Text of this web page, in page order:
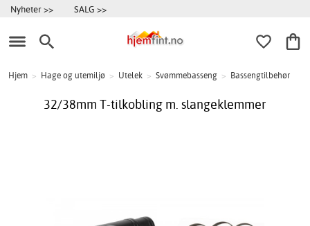
Nyheter >> SALG >>
Hjem > Hage og utemiljø > Utelek > Svømmebasseng > Bassengtilbehør
32/38mm T-tilkobling m. slangeklemmer